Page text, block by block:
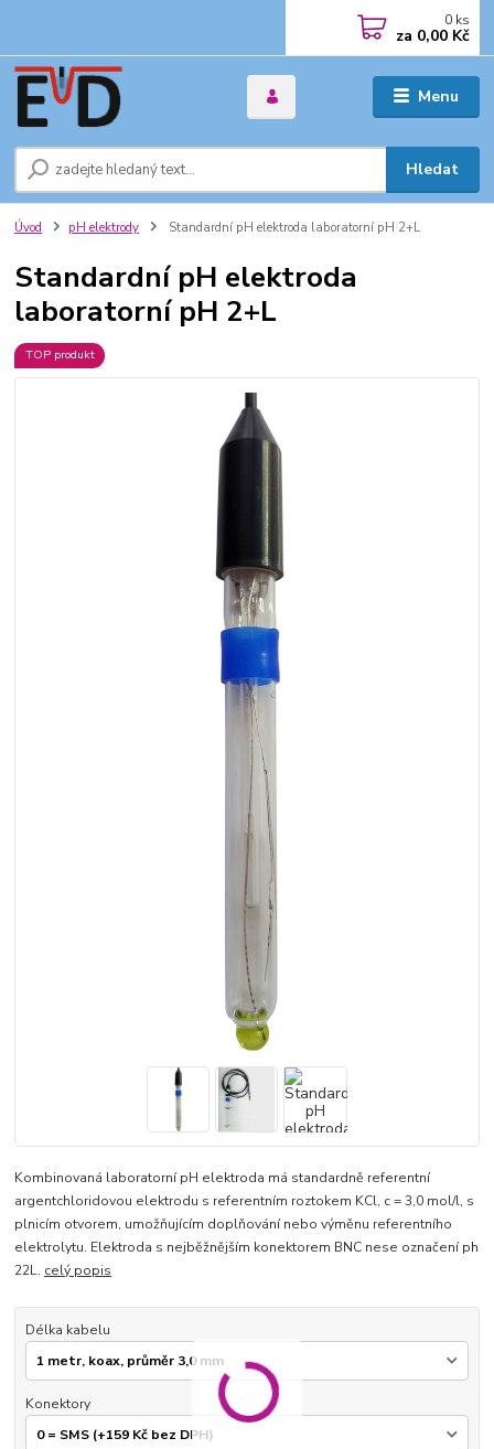
Menu
Hledat
0 ks
za 0,00 Kč
Úvod pH elektrody Standardní pH elektroda laboratorní pH 2+L
Standardní pH elektroda
laboratorní pH 2+L
TOP produkt
Kombinovaná laboratorní pH elektroda má standardně referentní
argentchloridovou elektrodu s referentním roztokem KCl, c = 3,0 mol/l, s
plnicím otvorem, umožňujícím doplňování nebo výměnu referentního
elektrolytu. Elektroda s nejběžnějším konektorem BNC nese označení ph
22L. celý popis
Délka kabelu
Konektory